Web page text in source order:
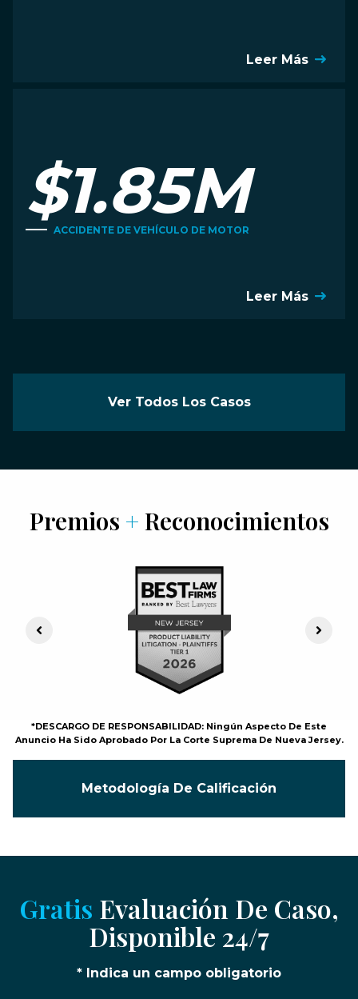
Leer Más
$1.85M
ACCIDENTE DE VEHÍCULO DE MOTOR
Leer Más
Ver Todos Los Casos
Premios + Reconocimientos
Previous Slide Next
*DESCARGO DE RESPONSABILIDAD: Ningún Aspecto De Este
Anuncio Ha Sido Aprobado Por La Corte Suprema De Nueva Jersey.
Metodología De Calificación
Gratis Evaluación De Caso,
Disponible 24/7
* Indica un campo obligatorio